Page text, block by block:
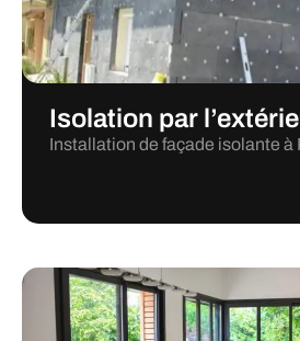
Isolation par
Installation de façade isolante à